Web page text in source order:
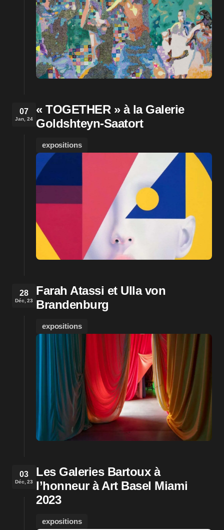
07
Jan, 24
« TOGETHER » à la Galerie
Goldshteyn-Saatort
expositions
28
Déc, 23
Farah Atassi et Ulla von
Brandenburg
expositions
03
Déc, 23
Les Galeries Bartoux à
l’honneur à Art Basel Miami
2023
expositions